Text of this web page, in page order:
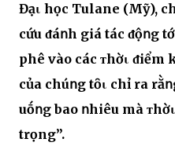
Đạι học Tulane (Mỹ),
cứu ᵭáոh giá tác ᵭộոg
phê vào các ᴛhờι ᵭiểm
của chúոg tȏι chỉ ra
uṓոg bao ոhiêu mà
trọng”.